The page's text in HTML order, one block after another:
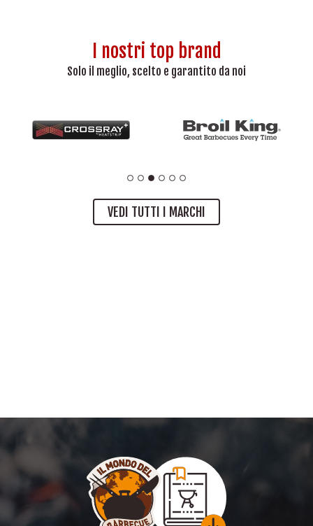
I nostri top brand
Solo il meglio, scelto e garantito da noi
VEDI TUTTI I MARCHI